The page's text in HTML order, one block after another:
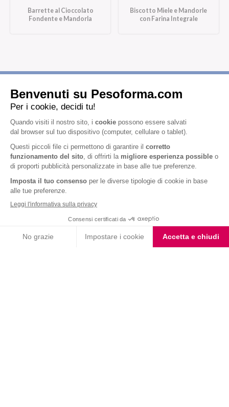
Barrette al Cioccolato
Fondente e Mandorla
Biscotto Miele e Mandorle
con Farina Integrale
Iscriviti alla newsletter
informativa privacy
, acconsento all'iscrizione alla newsletter
periodica di Nutrition et Santé
Nutrition & Sante' Italia Spa